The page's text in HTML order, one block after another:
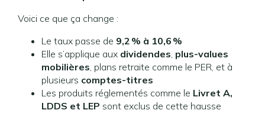
Voici ce que ça change :
Le taux passe de 9,2 % à 10,6 %
Elle s’applique aux dividendes, plus-values
mobilières, plans retraite comme le PER, et à
plusieurs comptes-titres
Les produits réglementés comme le Livret A,
LDDS et LEP sont exclus de cette hausse